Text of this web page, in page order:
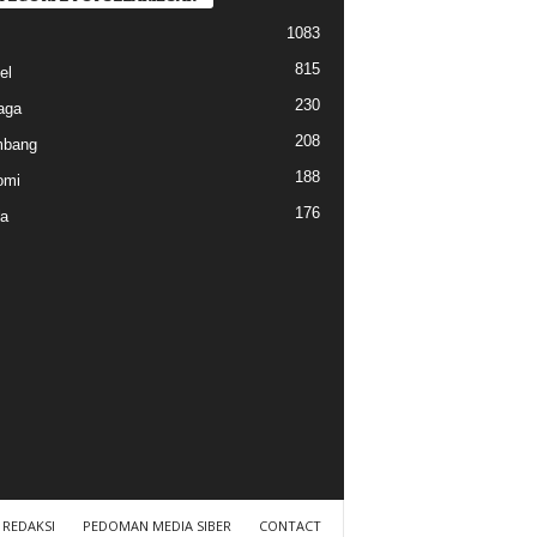
1083
815
230
208
188
176
REDAKSI PEDOMAN MEDIA SIBER CONTACT